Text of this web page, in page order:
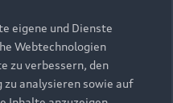
eigene und Dienste
Webtechnologien
zu verbessern, den
zu analysieren sowie auf